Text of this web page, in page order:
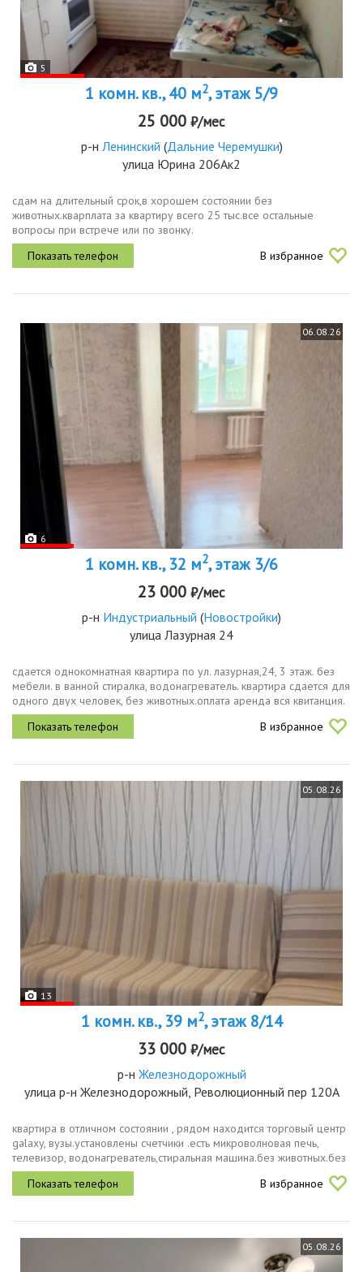
5
1 комн. кв., 40 м2, этаж 5/9
25 000 ₽/мес
р-н Ленинский (Дальние Черемушки)
улица Юрина 206Ак2
сдам на длительный срок,в хорошем состоянии без
животных.кварплата за квартиру всего 25 тыс.все остальные
вопросы при встрече или по звонку.
В избранное
06.08.26
6
1 комн. кв., 32 м2, этаж 3/6
23 000 ₽/мес
р-н Индустриальный (Новостройки)
улица Лазурная 24
сдается однокомнатная квартира по ул. лазурная,24, 3 этаж. без
мебели. в ванной стиралка, водонагреватель. квартира сдается для
одного двух человек, без животных.оплата аренда вся квитанция.
В избранное
05.08.26
13
1 комн. кв., 39 м2, этаж 8/14
33 000 ₽/мес
р-н Железнодорожный
улица р-н Железнодорожный, Революционный пер 120А
квартира в отличном состоянии , рядом находится торговый центр
galaxy, вузы.установлены счетчики .есть микроволновая печь,
телевизор, водонагреватель,стиральная машина.без животных.без
вредных привычек.
В избранное
05.08.26